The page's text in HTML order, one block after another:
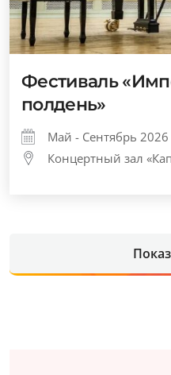
Фестиваль
полдень»
Май - Сентябрь 2026
Концертный зал